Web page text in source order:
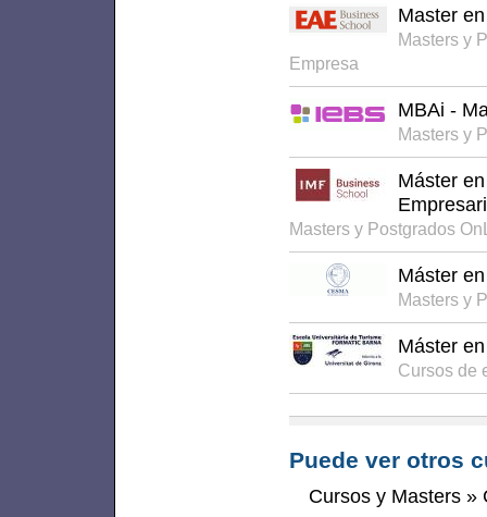
Master
Masters y
Empresa
MBAi -
Masters y
Máster
Masters y Postgrados
Máster
Masters y
Máster
Cursos de
Puede ver otros
Cursos y Masters »